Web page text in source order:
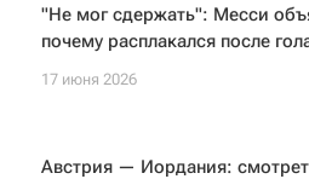
"Не мог cдержать": Месси
почему расплакался после
17 июня 2026
Австрия — Иордания: